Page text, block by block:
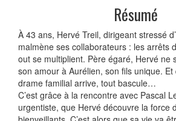
Résumé
À 43 ans, Hervé Treil, dirigeant stressé
malmène ses collaborateurs : les arrêts
out se multiplient. Père égaré, Hervé ne
son amour à Aurélien, son fils unique.
drame familial arrive, tout bascule…
C’est grâce à la rencontre avec Pascal
urgentiste, que Hervé découvre la force